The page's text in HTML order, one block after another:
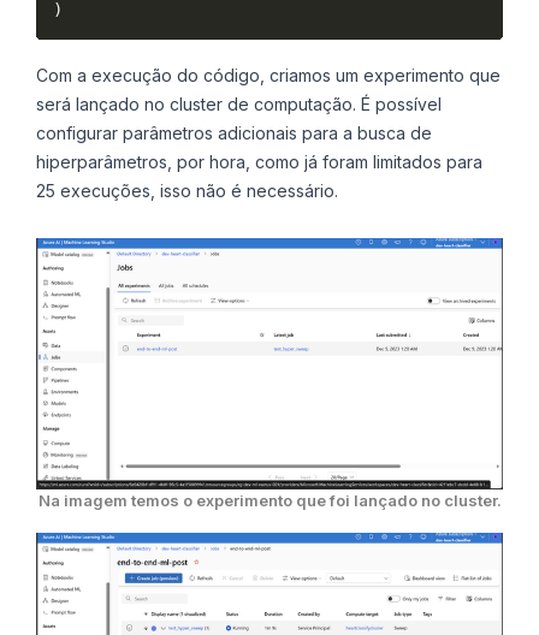
Com a execução do código, criamos um experimento que
será lançado no cluster de computação. É possível
configurar parâmetros adicionais para a busca de
hiperparâmetros, por hora, como já foram limitados para
25 execuções, isso não é necessário.
Na imagem temos o experimento que foi lançado no cluster.